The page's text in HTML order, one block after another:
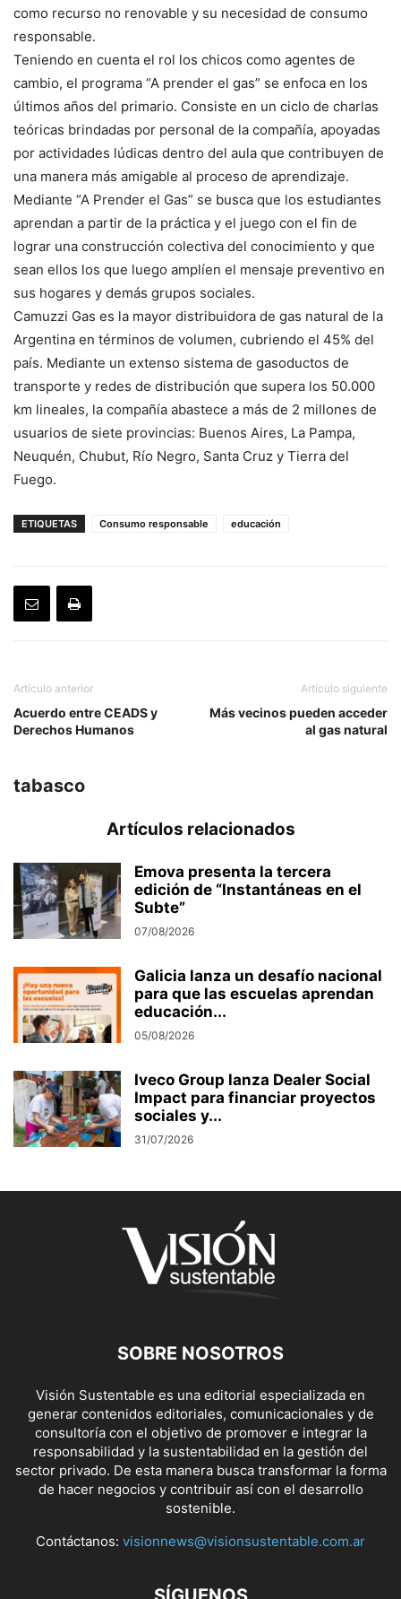
como recurso no renovable y su necesidad de consumo
responsable.
Teniendo en cuenta el rol los chicos como agentes de
cambio, el programa “A prender el gas” se enfoca en los
últimos años del primario. Consiste en un ciclo de charlas
teóricas brindadas por personal de la compañía, apoyadas
por actividades lúdicas dentro del aula que contribuyen de
una manera más amigable al proceso de aprendizaje.
Mediante “A Prender el Gas” se busca que los estudiantes
aprendan a partir de la práctica y el juego con el fin de
lograr una construcción colectiva del conocimiento y que
sean ellos los que luego amplíen el mensaje preventivo en
sus hogares y demás grupos sociales.
Camuzzi Gas es la mayor distribuidora de gas natural de la
Argentina en términos de volumen, cubriendo el 45% del
país. Mediante un extenso sistema de gasoductos de
transporte y redes de distribución que supera los 50.000
km lineales, la compañía abastece a más de 2 millones de
usuarios de siete provincias: Buenos Aires, La Pampa,
Neuquén, Chubut, Río Negro, Santa Cruz y Tierra del
Fuego.
ETIQUETAS Consumo responsable educación
Artículo anterior
Acuerdo entre CEADS y
Derechos Humanos
Artículo siguiente
Más vecinos pueden acceder
al gas natural
tabasco
Artículos relacionados
Emova presenta la tercera
edición de “Instantáneas en el
Subte”
07/08/2026
Galicia lanza un desafío nacional
para que las escuelas aprendan
educación...
05/08/2026
Iveco Group lanza Dealer Social
Impact para financiar proyectos
sociales y...
31/07/2026
SOBRE NOSOTROS
Visión Sustentable es una editorial especializada en
generar contenidos editoriales, comunicacionales y de
consultoría con el objetivo de promover e integrar la
responsabilidad y la sustentabilidad en la gestión del
sector privado. De esta manera busca transformar la forma
de hacer negocios y contribuir así con el desarrollo
sostenible.
Contáctanos: visionnews@visionsustentable.com.ar